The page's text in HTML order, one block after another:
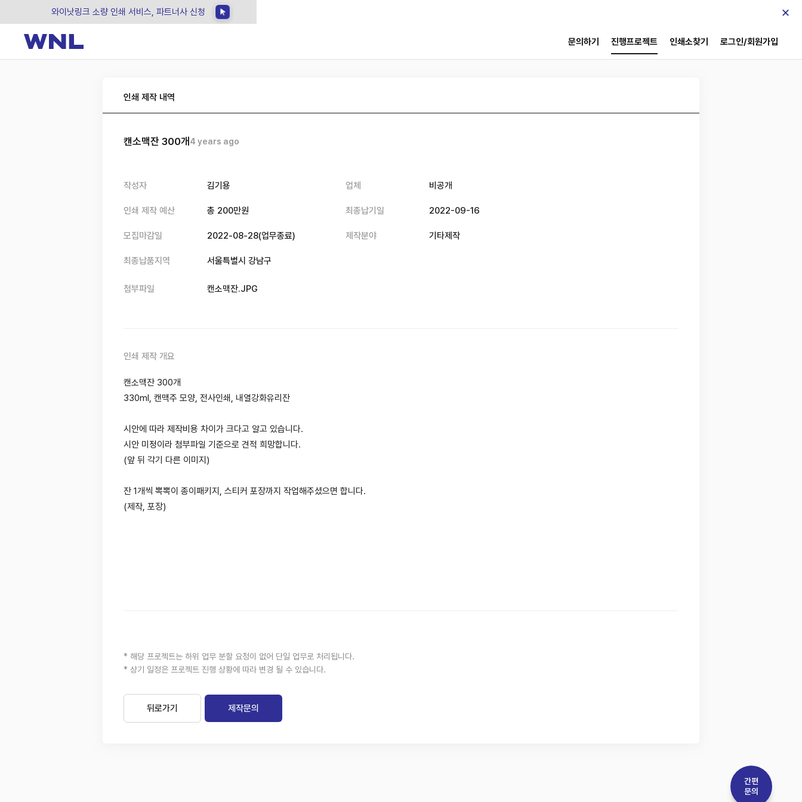
와이낫링크 소량 인쇄 서비스, 파트너사 신청 ×
간편
문의
문의하기 진행프로젝트 인쇄소찾기 로그인/회원가입
인쇄 제작 내역
캔소맥잔 300개 4 years ago
작성자 김기용 업체 비공개
인쇄 제작 예산 총 200만원 최종납기일 2022-09-16
모집마감일 2022-08-28(업무종료) 제작분야 기타제작
최종납품지역 서울특별시 강남구
첨부파일 캔소맥잔.JPG
인쇄 제작 개요
캔소맥잔 300개
330ml, 캔맥주 모양, 전사인쇄, 내열강화유리잔
시안에 따라 제작비용 차이가 크다고 알고 있습니다.
시안 미정이라 첨부파일 기준으로 견적 희망합니다.
(앞 뒤 각기 다른 이미지)
잔 1개씩 뽁뽁이 종이패키지, 스티커 포장까지 작업해주셨으면 합니다.
(제작, 포장)
* 해당 프로젝트는 하위 업무 분할 요청이 없어 단일 업무로 처리됩니다.
* 상기 일정은 프로젝트 진행 상황에 따라 변경 될 수 있습니다.
뒤로가기 제작문의